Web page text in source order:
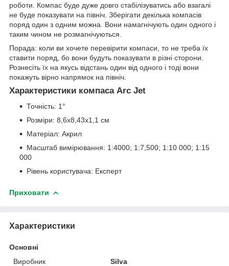
роботи. Компас буде дуже довго стабілізуватись або взагалі
не буде показувати на північ. Зберігати декілька компасів
поряд один з одним можна. Вони намагнічують один одного і
таким чином не розмагнічуються.
Порада: коли ви хочете перевірити компаси, то не треба їх
ставити поряд, бо вони будуть показувати в різні сторони.
Рознесіть їх на якусь відстань один від одного і тоді вони
покажуть вірно напрямок на північ.
Характеристики компаса Arc Jet
Точність: 1°
Розміри: 8,6x8,43x1,1 см
Матеріал: Акрил
Масштаб вимірювання: 1:4000; 1:7,500; 1:10 000; 1:15
000
Рівень користувача: Експерт
Приховати
Характеристики
Основні
Виробник
Silva